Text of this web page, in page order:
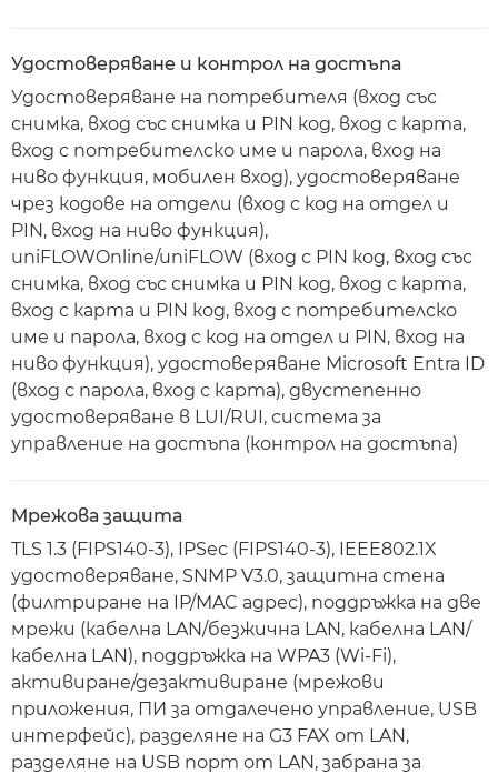
Удостоверяване и контрол на достъпа
Удостоверяване на потребителя (вход със
снимка, вход със снимка и PIN код, вход с карта,
вход с потребителско име и парола, вход на
ниво функция, мобилен вход), удостоверяване
чрез кодове на отдели (вход с код на отдел и
PIN, вход на ниво функция),
uniFLOWOnline/uniFLOW (вход с PIN код, вход със
снимка, вход със снимка и PIN код, вход с карта,
вход с карта и PIN код, вход с потребителско
име и парола, вход с код на отдел и PIN, вход на
ниво функция), удостоверяване Microsoft Entra ID
(вход с парола, вход с карта), двустепенно
удостоверяване в LUI/RUI, система за
управление на достъпа (контрол на достъпа)
Мрежова защита
TLS 1.3 (FIPS140-3), IPSec (FIPS140-3), IEEE802.1X
удостоверяване, SNMP V3.0, защитна стена
(филтриране на IP/MAC адрес), поддръжка на две
мрежи (кабелна LAN/безжична LAN, кабелна LAN/
кабелна LAN), поддръжка на WPA3 (Wi-Fi),
активиране/дезактивиране (мрежови
приложения, ПИ за отдалечено управление, USB
интерфейс), разделяне на G3 FAX от LAN,
разделяне на USB порт от LAN, забрана за